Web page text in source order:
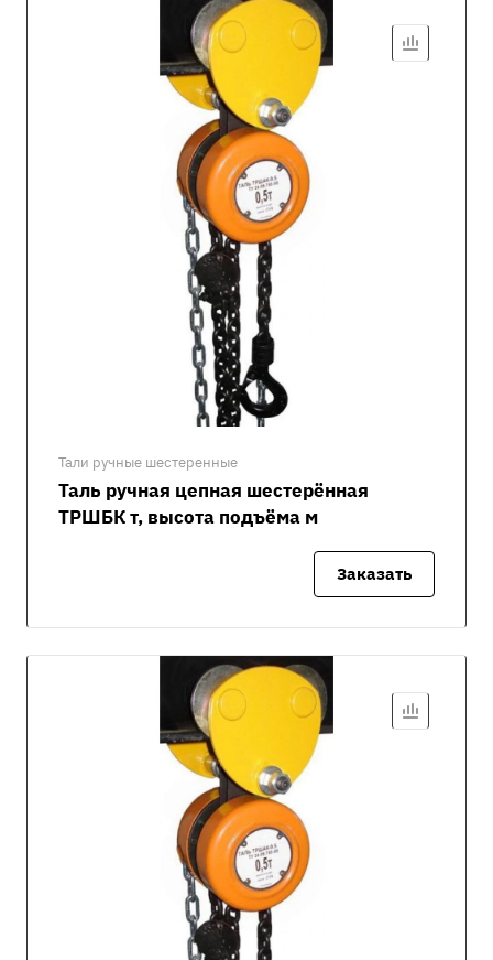
Тали ручные шестеренные
Таль ручная цепная шестерённая
ТРШБК т, высота подъёма м
Заказать